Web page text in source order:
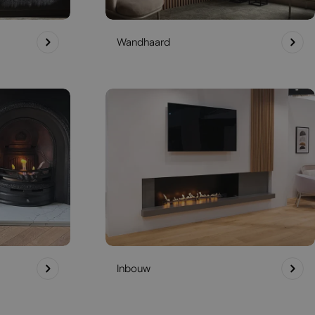
Wandhaard
Inbouw